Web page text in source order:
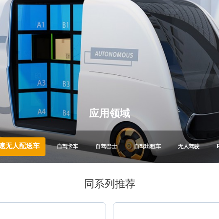
应用领域
无人配送车 自驾卡车 自驾巴士 自驾出租车 无人驾驶
同系列推荐